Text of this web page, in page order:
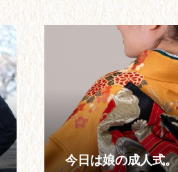
今日は娘の成人式。